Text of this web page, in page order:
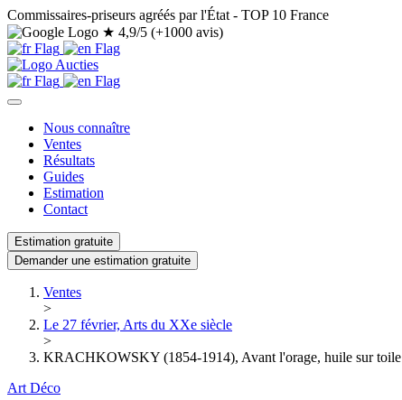
Commissaires-priseurs agréés par l'État - TOP 10 France
★ 4,9/5 (+1000 avis)
Nous connaître
Ventes
Résultats
Guides
Estimation
Contact
Estimation gratuite
Demander une estimation gratuite
Ventes
>
Le 27 février, Arts du XXe siècle
>
KRACHKOWSKY (1854-1914), Avant l'orage, huile sur toile
Art Déco